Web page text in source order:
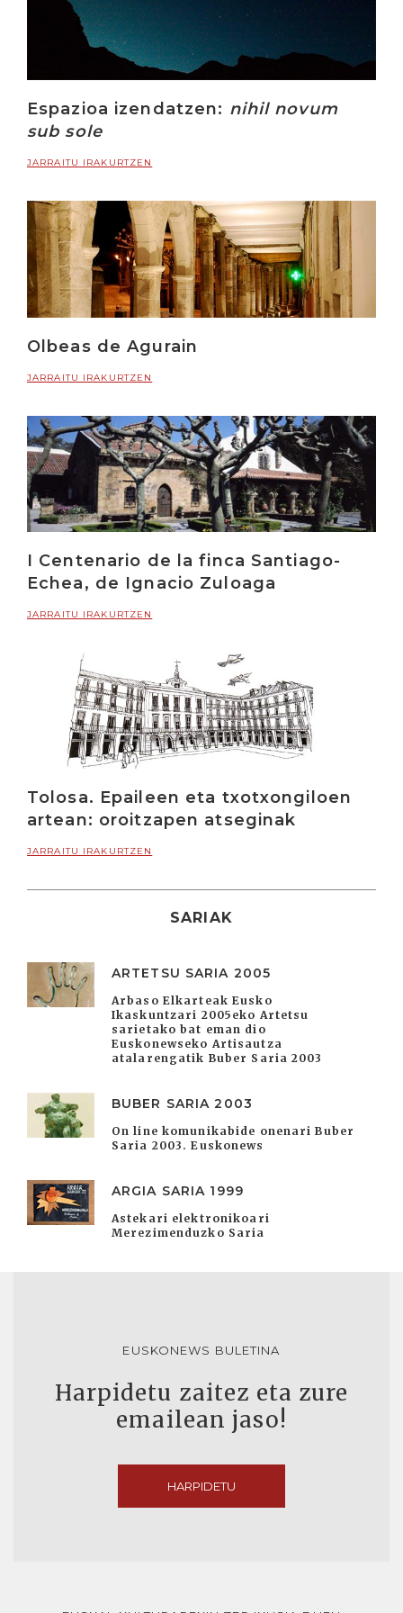
Espazioa izendatzen: nihil novum
sub sole
JARRAITU IRAKURTZEN
Olbeas de Agurain
JARRAITU IRAKURTZEN
I Centenario de la finca Santiago-
Echea, de Ignacio Zuloaga
JARRAITU IRAKURTZEN
Tolosa. Epaileen eta txotxongiloen
artean: oroitzapen atseginak
JARRAITU IRAKURTZEN
SARIAK
ARTETSU SARIA 2005
Arbaso Elkarteak Eusko
Ikaskuntzari 2005eko Artetsu
sarietako bat eman dio
Euskonewseko Artisautza
atalarengatik Buber Saria 2003
BUBER SARIA 2003
On line komunikabide onenari Buber
Saria 2003. Euskonews
ARGIA SARIA 1999
Astekari elektronikoari
Merezimenduzko Saria
EUSKONEWS BULETINA
Harpidetu zaitez eta zure
emailean jaso!
HARPIDETU